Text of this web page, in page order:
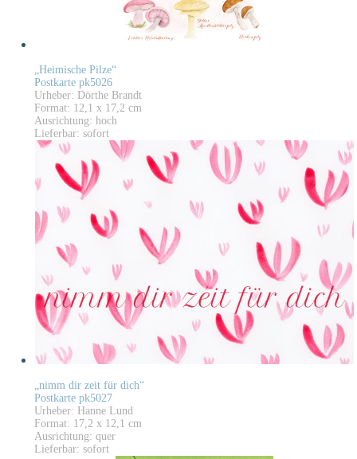
„Heimische Pilze“
Postkarte pk5026
Urheber: Dörthe Brandt
Format: 12,1 x 17,2 cm
Ausrichtung: hoch
Lieferbar: sofort
„nimm dir zeit für dich“
Postkarte pk5027
Urheber: Hanne Lund
Format: 17,2 x 12,1 cm
Ausrichtung: quer
Lieferbar: sofort